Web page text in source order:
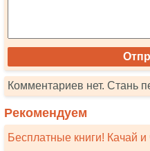
Комментариев нет. Стань
Рекомендуем
Бесплатные книги! Качай и